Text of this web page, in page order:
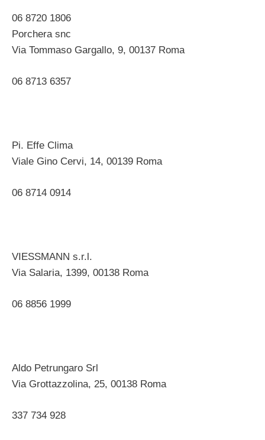
06 8720 1806
Porchera snc
Via Tommaso Gargallo, 9, 00137 Roma ‎
06 8713 6357
Pi. Effe Clima
Viale Gino Cervi, 14, 00139 Roma ‎
06 8714 0914 ‎
VIESSMANN s.r.l.
Via Salaria, 1399, 00138 Roma ‎
06 8856 1999 ‎
Aldo Petrungaro Srl
Via Grottazzolina, 25, 00138 Roma ‎
337 734 928